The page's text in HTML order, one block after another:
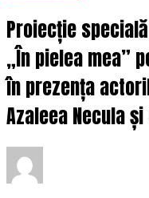
Proiecție
„În pielea mea”
în prezența
Azaleea Necula și